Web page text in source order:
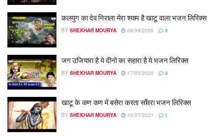
कलयुग का देव निराला मेरा श्याम है खाटू वाला भजन लिरिक्स
BY SHEKHAR MOURYA 06/09/2020 0
जग उजियारा है ये दीनो का सहारा है ये भजन लिरिक्स
BY SHEKHAR MOURYA 17/05/2020 0
खाटू के कण कण में बसेरा करता साँवरा भजन लिरिक्स
BY SHEKHAR MOURYA 10/07/2021 1